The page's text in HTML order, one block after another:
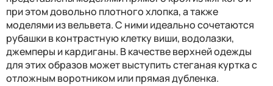
при этом довольно плотного хлопка, а также
моделями из вельвета. С ними идеально сочетаются
рубашки в контрастную клетку виши, водолазки,
джемперы и кардиганы. В качестве верхней одежды
для этих образов может выступить стеганая куртка с
отложным воротником или прямая дубленка.